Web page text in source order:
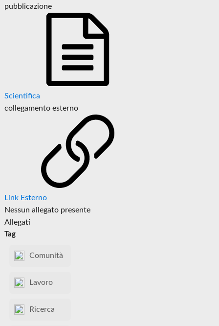
pubblicazione
Scientifica
collegamento esterno
Link Esterno
Nessun allegato presente
Allegati
Tag
Comunità
Lavoro
Ricerca